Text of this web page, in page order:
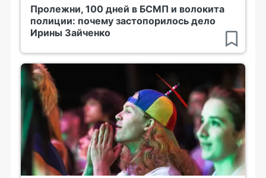
Пролежни, 100 дней в БСМП и волокита
полиции: почему застопорилось дело
Ирины Зайченко